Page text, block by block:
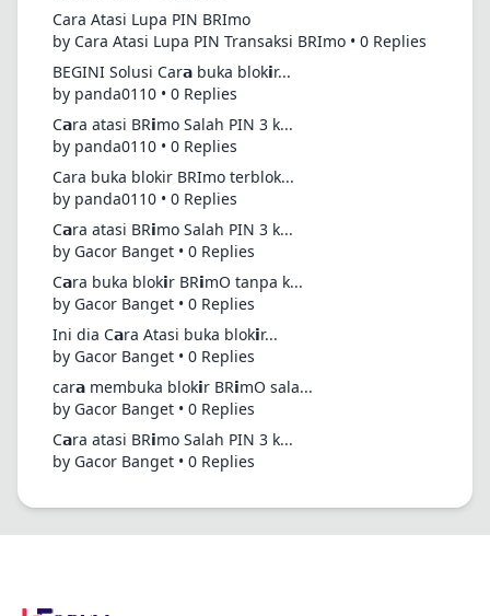
Cara Atasi Lupa PIN BRImo
by Cara Atasi Lupa PIN Transaksi BRImo • 0 Replies
BEGINI Solusi Car𝗮 buka blok𝗶r...
by panda0110 • 0 Replies
C𝗮ra atasi BR𝗶mo Salah PIN 3 k...
by panda0110 • 0 Replies
Cara buka blokir BRImo terblok...
by panda0110 • 0 Replies
C𝗮ra atasi BR𝗶mo Salah PIN 3 k...
by Gacor Banget • 0 Replies
C𝗮ra buka blok𝗶r BR𝗶mO tanpa k...
by Gacor Banget • 0 Replies
Ini dia C𝗮ra Atasi buka blok𝗶r...
by Gacor Banget • 0 Replies
car𝗮 membuka blok𝗶r BR𝗶mO sala...
by Gacor Banget • 0 Replies
C𝗮ra atasi BR𝗶mo Salah PIN 3 k...
by Gacor Banget • 0 Replies